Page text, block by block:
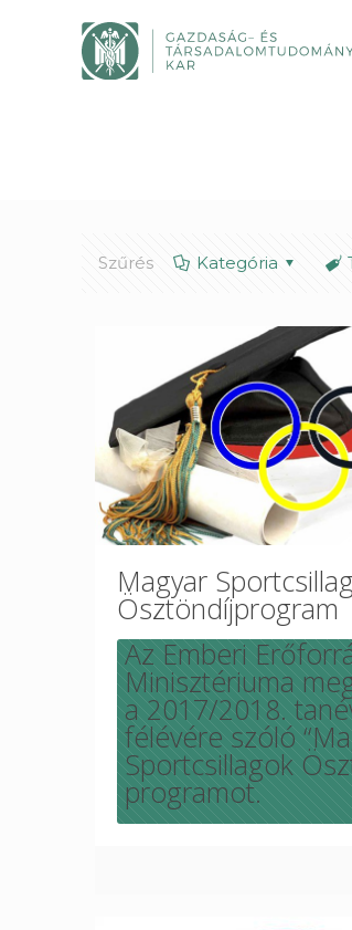
Szűrés Kategória
Magyar
Ösztöndíjprogram
Az Emberi
Minisztériuma
a 2017/2018.
félévére szóló
Sportcsillagok
programot.